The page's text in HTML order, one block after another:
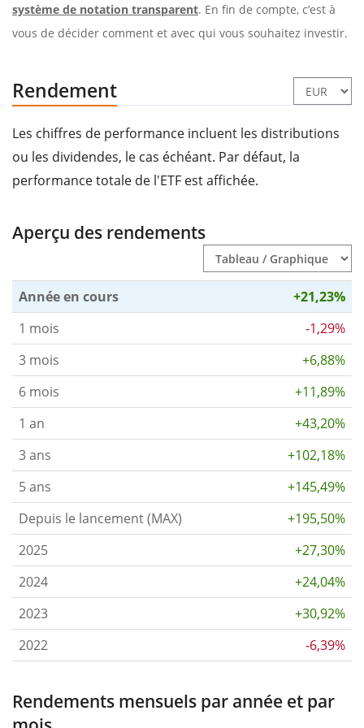
système de notation transparent. En fin de compte, c’est à
vous de décider comment et avec qui vous souhaitez investir.
Rendement
Les chiffres de performance incluent les distributions
ou les dividendes, le cas échéant. Par défaut, la
performance totale de l'ETF est affichée.
Aperçu des rendements
Année en cours
+21,23%
1 mois
-1,29%
3 mois
+6,88%
6 mois
+11,89%
1 an
+43,20%
3 ans
+102,18%
5 ans
+145,49%
Depuis le lancement (MAX)
+195,50%
2025
+27,30%
2024
+24,04%
2023
+30,92%
2022
-6,39%
Rendements mensuels par année et par